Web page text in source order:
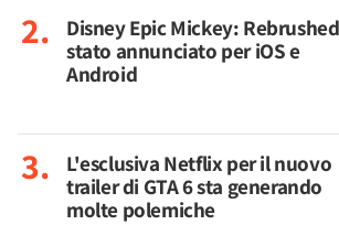
Disney Epic Mickey:
stato annunciato per iOS e
Android
L'esclusiva Netflix per il nuovo
trailer di GTA 6 sta generando
molte polemiche